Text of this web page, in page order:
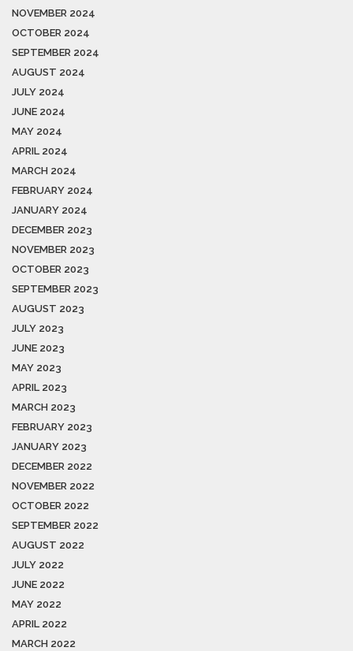
NOVEMBER 2024
OCTOBER 2024
SEPTEMBER 2024
AUGUST 2024
JULY 2024
JUNE 2024
MAY 2024
APRIL 2024
MARCH 2024
FEBRUARY 2024
JANUARY 2024
DECEMBER 2023
NOVEMBER 2023
OCTOBER 2023
SEPTEMBER 2023
AUGUST 2023
JULY 2023
JUNE 2023
MAY 2023
APRIL 2023
MARCH 2023
FEBRUARY 2023
JANUARY 2023
DECEMBER 2022
NOVEMBER 2022
OCTOBER 2022
SEPTEMBER 2022
AUGUST 2022
JULY 2022
JUNE 2022
MAY 2022
APRIL 2022
MARCH 2022